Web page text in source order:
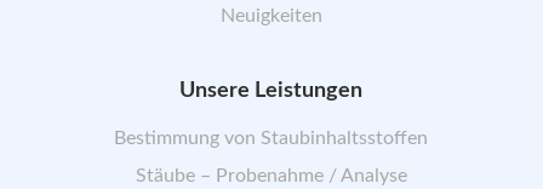
Neuigkeiten
Unsere Leistungen
Bestimmung von Staubinhaltsstoffen
Stäube – Probenahme / Analyse